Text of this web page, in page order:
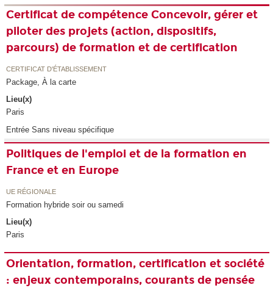
Certificat de compétence Concevoir, gérer et
piloter des projets (action, dispositifs,
parcours) de formation et de certification
CERTIFICAT D'ÉTABLISSEMENT
Package, À la carte
Lieu(x)
Paris
Entrée Sans niveau spécifique
Politiques de l'emploi et de la formation en
France et en Europe
UE RÉGIONALE
Formation hybride soir ou samedi
Lieu(x)
Paris
Orientation, formation, certification et société
: enjeux contemporains, courants de pensée